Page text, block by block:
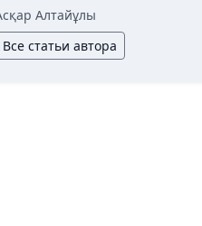
Алтайұлы
Все статьи автора